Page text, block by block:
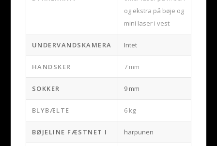
og ekstra på bøje og
mini laser i vest
UNDERVANDSKAMERA Intet
HANDSKER 7 mm
SOKKER 9 mm
BLYBÆLTE 6 kg
BØJELINE FÆSTNET I harpunen